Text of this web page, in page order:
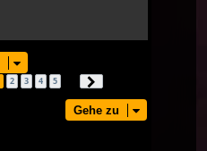
1von 18
2 3 4 5
Gehe zu